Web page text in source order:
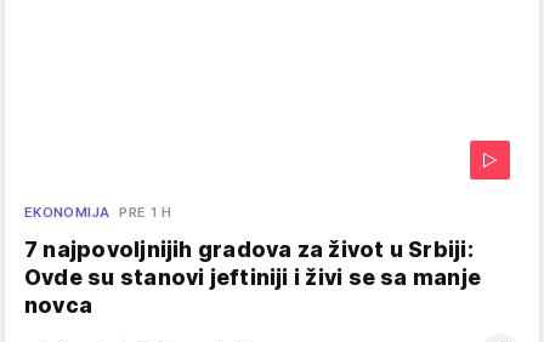
EKONOMIJA PRE 1 H
7 najpovoljnijih gradova za život u Srbiji:
Ovde su stanovi jeftiniji i živi se sa manje
novca